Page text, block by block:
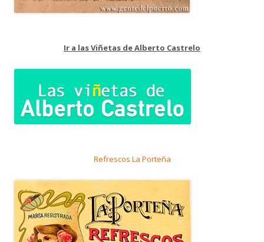
Ir a las Viñetas de Alberto Castrelo
Refrescos La Porteña